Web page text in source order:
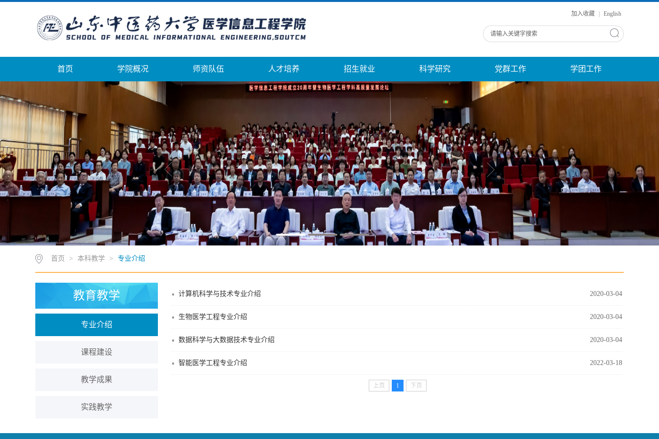
加入收藏 English
首页 学院概况 师资队伍 人才培养 招生就业 科学研究 党群工作 学团工作
首页 > 本科教学 > 专业介绍
教育教学
专业介绍
课程建设
教学成果
实践教学
计算机科学与技术专业介绍 2020-03-04
生物医学工程专业介绍 2020-03-04
数据科学与大数据技术专业介绍 2020-03-04
智能医学工程专业介绍 2022-03-18
上页 1 下页